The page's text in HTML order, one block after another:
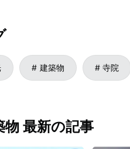
建築物 寺院
物 最新の記事